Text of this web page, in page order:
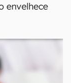
envelhece